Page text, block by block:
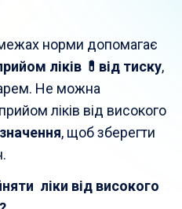
норми допомагає
ліків 💊від тиску,
Не можна
ліків від високого
, щоб зберегти
ліки від високого